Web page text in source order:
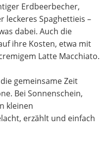
Erdbeerbecher,
leckeres Spaghettieis –
dabei. Auch die
ihre Kosten, etwa mit
Latte Macchiato.
gemeinsame Zeit
Bei Sonnenschein,
kleinen
erzählt und einfach